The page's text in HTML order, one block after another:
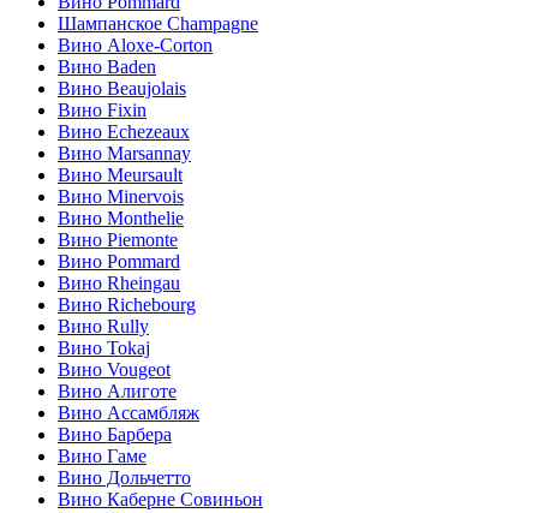
Шампанское Champagne
Вино Aloxe-Corton
Вино Baden
Вино Beaujolais
Вино Fixin
Вино Echezeaux
Вино Marsannay
Вино Meursault
Вино Minervois
Вино Monthelie
Вино Piemonte
Вино Pommard
Вино Rheingau
Вино Richebourg
Вино Rully
Вино Tokaj
Вино Vougeot
Вино Алиготе
Вино Ассамбляж
Вино Барбера
Вино Гаме
Вино Дольчетто
Вино Каберне Совиньон